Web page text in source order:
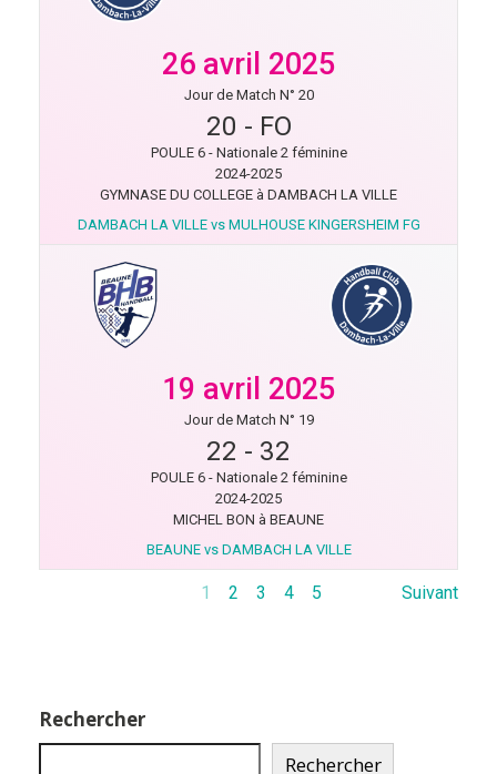
26 avril 2025
Jour de Match N° 20
20 - FO
POULE 6 - Nationale 2 féminine
2024-2025
GYMNASE DU COLLEGE à DAMBACH LA VILLE
DAMBACH LA VILLE vs MULHOUSE KINGERSHEIM FG
19 avril 2025
Jour de Match N° 19
22 - 32
POULE 6 - Nationale 2 féminine
2024-2025
MICHEL BON à BEAUNE
BEAUNE vs DAMBACH LA VILLE
1 2 3 4 5 Suivant
Rechercher
Rechercher